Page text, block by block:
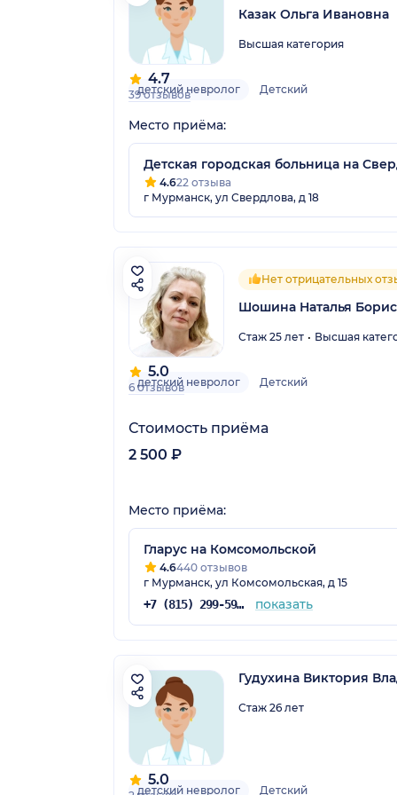
4.7
39 отзывов
Казак Ольга Ивановна
Высшая категория
детский невролог Детский
Место приёма:
Детская городская больница на
4.622 отзыва
г Мурманск, ул Свердлова, д 18
5.0
6 отзывов
Нет отрицательных
Шошина Наталья
Стаж 25 лет Высшая
детский невролог Детский
Стоимость приёма
2 500 ₽
Место приёма:
Гларус на Комсомольской
4.6440 отзывов
г Мурманск, ул Комсомольская, д 15
+7 (815) 299-59-95 показать
5.0
Гудухина Виктория
Стаж 26 лет
детский невролог Детский